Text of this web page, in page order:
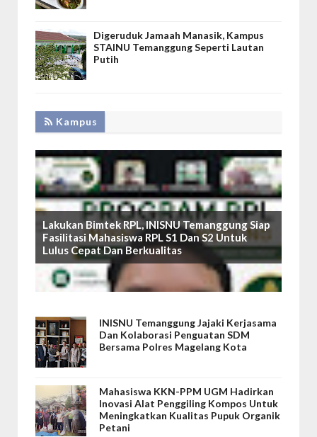
Digeruduk Jamaah Manasik, Kampus
STAINU Temanggung Seperti Lautan
Putih
Kampus
Lakukan Bimtek RPL, INISNU Temanggung Siap
Fasilitasi Mahasiswa RPL S1 Dan S2 Untuk
Lulus Cepat Dan Berkualitas
INISNU Temanggung Jajaki Kerjasama
Dan Kolaborasi Penguatan SDM
Bersama Polres Magelang Kota
Mahasiswa KKN-PPM UGM Hadirkan
Inovasi Alat Penggiling Kompos Untuk
Meningkatkan Kualitas Pupuk Organik
Petani